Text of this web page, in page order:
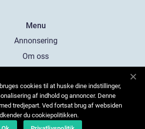
Menu
Annonsering
Om oss
Kontakta oss
Sitemap
cookies til at huske dine indstillinger,
af indhold og annoncer. Denne
tredjepart. Ved fortsat brug af websiden
du cookiepolitikken.